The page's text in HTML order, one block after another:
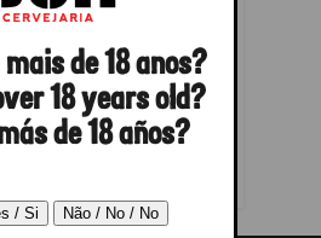
REPLY
logged into post a
de 18 anos?
18 years old?
de 18 años?